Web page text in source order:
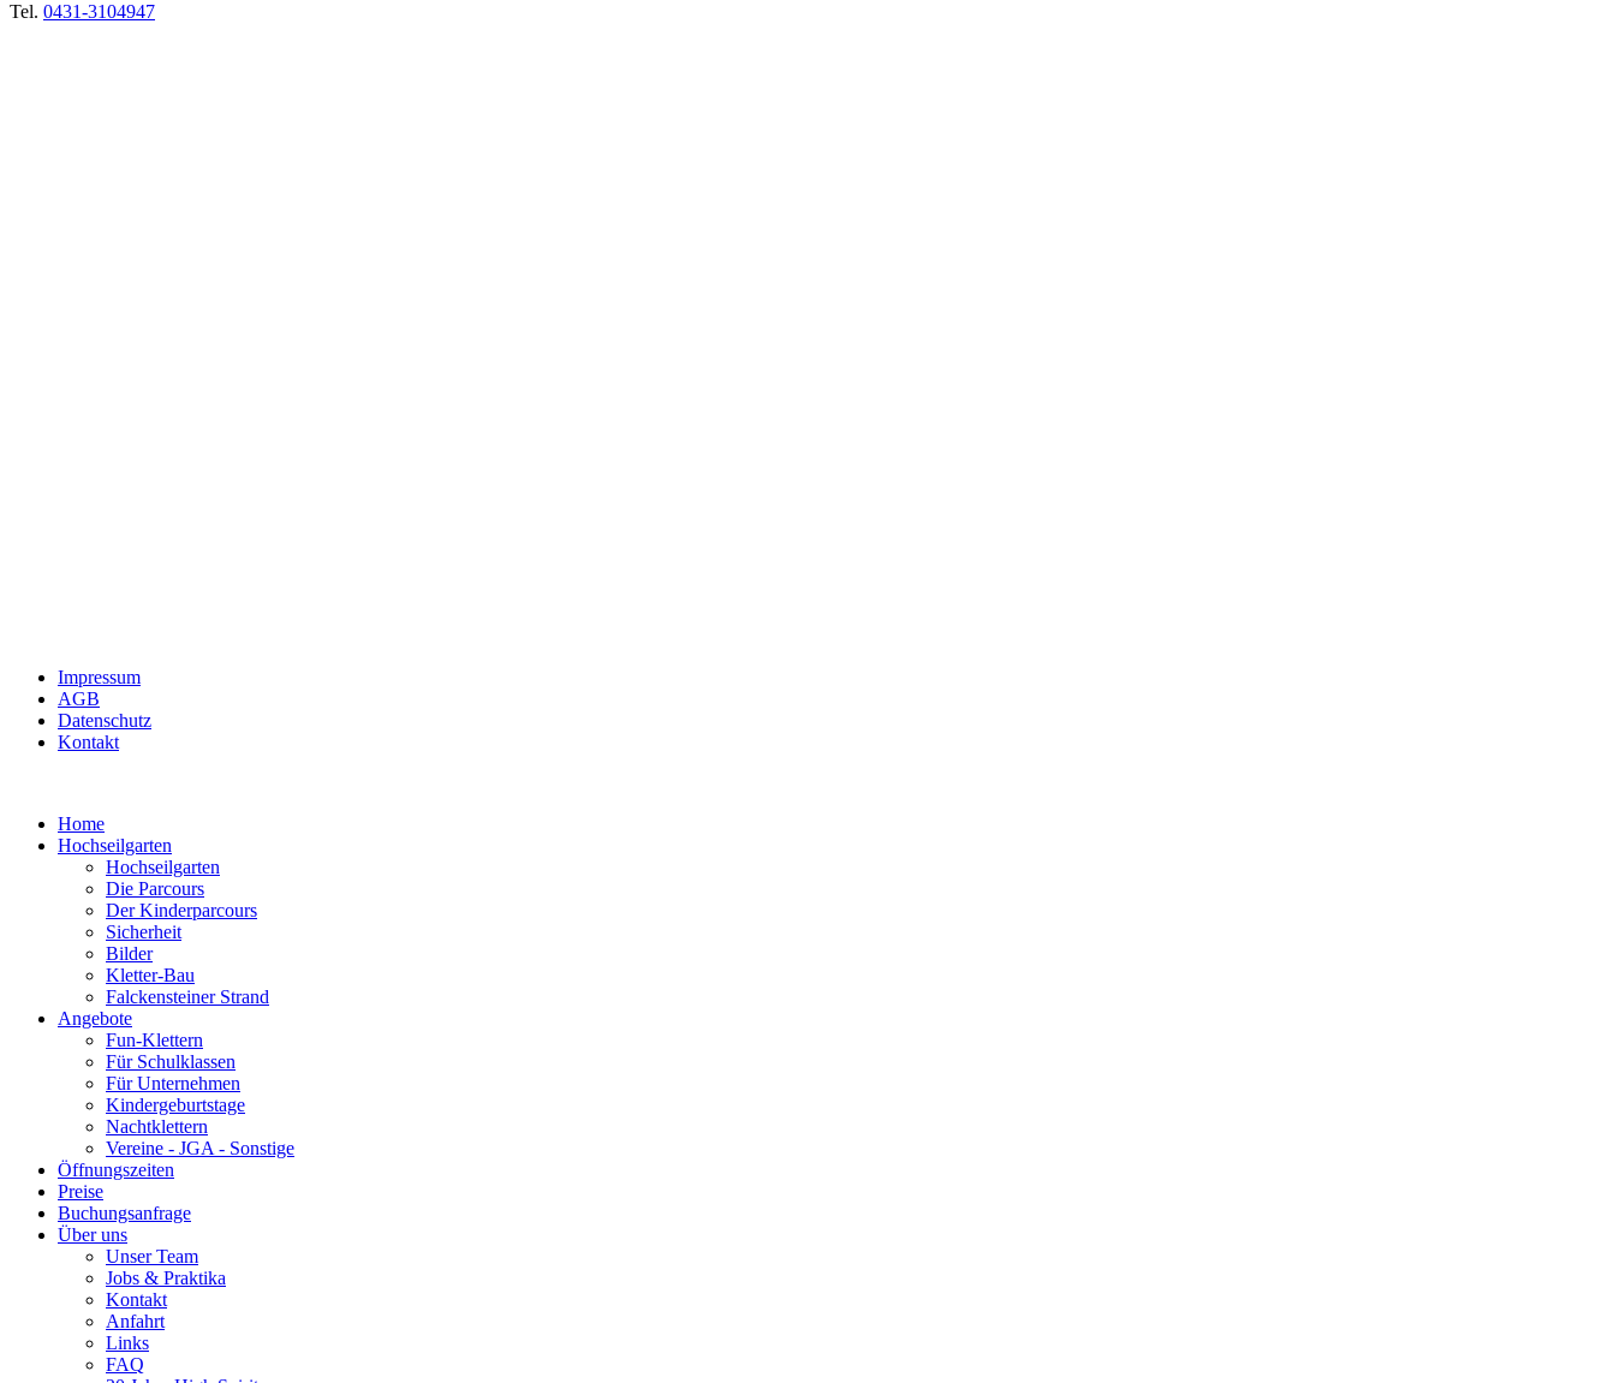
Tel. 0431-3104947
Impressum
AGB
Datenschutz
Kontakt
Home
Hochseilgarten
Hochseilgarten
Die Parcours
Der Kinderparcours
Sicherheit
Bilder
Kletter-Bau
Falckensteiner Strand
Angebote
Fun-Klettern
Für Schulklassen
Für Unternehmen
Kindergeburtstage
Nachtklettern
Vereine - JGA - Sonstige
Öffnungszeiten
Preise
Buchungsanfrage
Über uns
Unser Team
Jobs & Praktika
Kontakt
Anfahrt
Links
FAQ